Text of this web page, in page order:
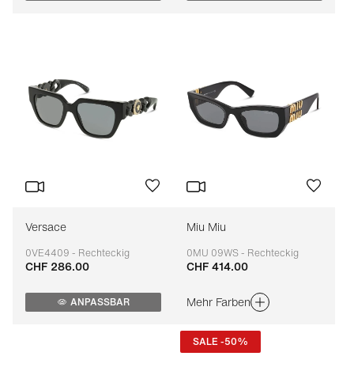
Versace
0VE4409 - Rechteckig
Anpassbar
CHF 286.00
ANPASSBAR
Miu Miu
0MU 09WS - Rechteckig
Anpassbar
CHF 414.00
Mehr Farben
SALE -50%